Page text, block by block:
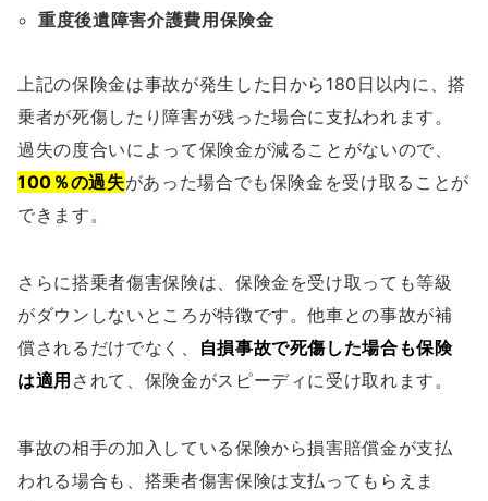
重度後遺障害介護費用保険金
上記の保険金は事故が発生した日から180日以内に、搭
乗者が死傷したり障害が残った場合に支払われます。
過失の度合いによって保険金が減ることがないので、
100％の過失があった場合でも保険金を受け取ることが
できます。
さらに搭乗者傷害保険は、保険金を受け取っても等級
がダウンしないところが特徴です。他車との事故が補
償されるだけでなく、
自損事故で死傷した場合も保険
は適用 されて、保険金がスピーディに受け取れます。
事故の相手の加入している保険から損害賠償金が支払
われる場合も、搭乗者傷害保険は支払ってもらえま